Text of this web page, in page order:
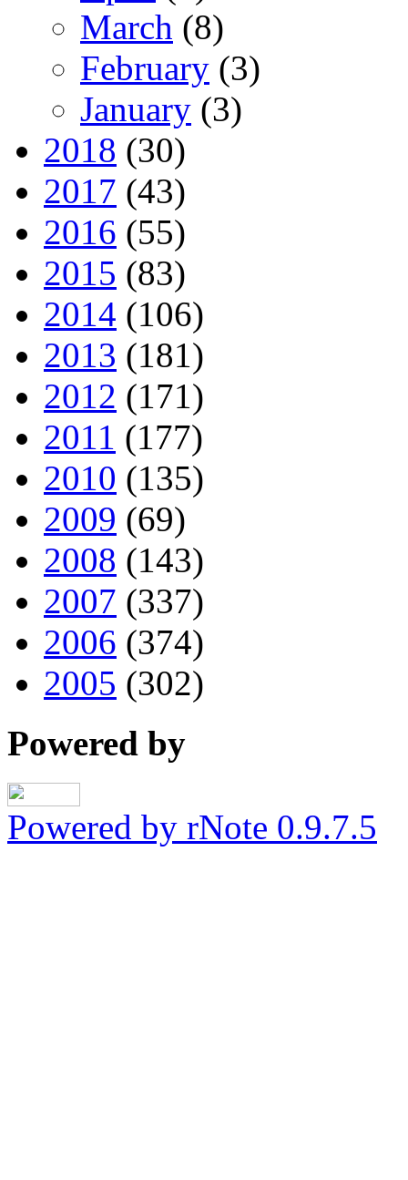
March (8)
February (3)
January (3)
2018 (30)
2017 (43)
2016 (55)
2015 (83)
2014 (106)
2013 (181)
2012 (171)
2011 (177)
2010 (135)
2009 (69)
2008 (143)
2007 (337)
2006 (374)
2005 (302)
Powered by
Powered by rNote 0.9.7.5